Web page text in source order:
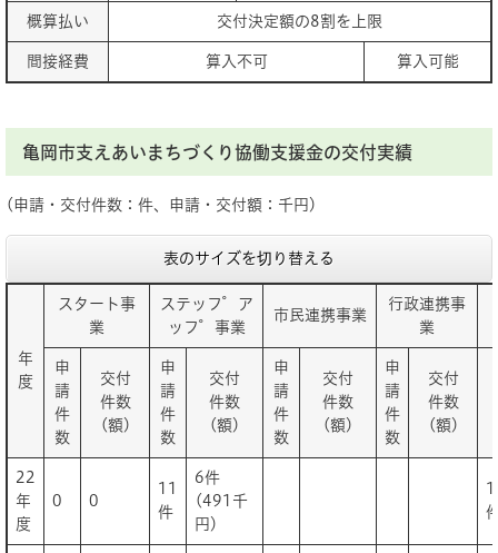
概算払い 交付決定額の8割を上限
間接経費 算入不可 算入可能
亀岡市支えあいまちづくり協働支援金の交付実績
(申請・交付件数：件、申請・交付額：千円)
表のサイズを切り替える
年
度
スタート事
業
ステッフ゜ア
ッフ゜事業
市民連携事業
行政連携事
業
申
請
件
数
交付
件数
(額)
申
請
件
数
交付
件数
(額)
申
請
件
数
交付
件数
(額)
申
請
件
数
交付
件数
(額)
22
年
度
0 0
11
件
6件
(491千
円)